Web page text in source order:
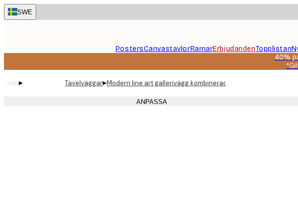
Skip
to
SWE
PostersCanvastavlorRamarErbjudandenTopplistan
40%
▸ Tavelväggar▸Modern line art gallerivägg kombinerad med naturtryck i
ANPASSA